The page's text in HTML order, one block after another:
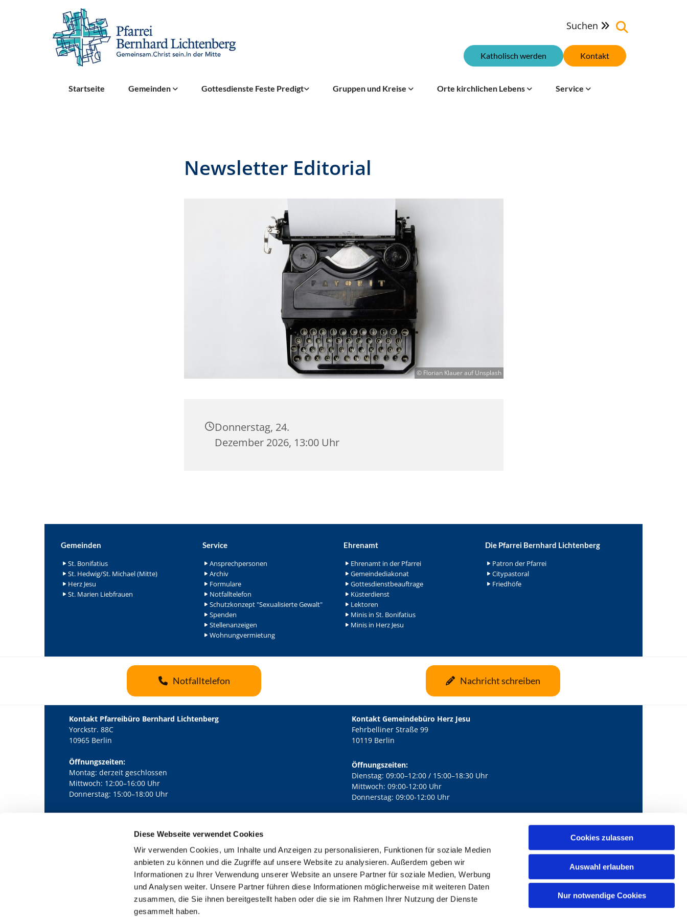
Diese Webseite verwendet Cookies
Wir verwenden Cookies, um Inhalte und Anzeigen zu personalisieren, Funktionen für soziale Medien
anbieten zu können und die Zugriffe auf unsere Website zu analysieren. Außerdem geben wir
Informationen zu Ihrer Verwendung unserer Website an unsere Partner für soziale Medien, Werbung
und Analysen weiter. Unsere Partner führen diese Informationen möglicherweise mit weiteren Daten
zusammen, die Sie ihnen bereitgestellt haben oder die sie im Rahmen Ihrer Nutzung der Dienste
gesammelt haben.
Cookies zulassen
Auswahl erlauben
Nur notwendige Cookies
Suchen 
Kontakt
Katholisch werden
Startseite Gemeinden Gottesdienste Feste Predigt Gruppen und Kreise Orte kirchlichen Lebens Service
Newsletter Editorial
© Florian Klauer auf Unsplash
Donnerstag, 24.
Dezember 2026, 13:00 Uhr
Gemeinden
St. Bonifatius
St. Hedwig/St. Michael (Mitte)
Herz Jesu
St. Marien Liebfrauen
Service
Ansprechpersonen
Archiv
Formulare
Notfalltelefon
Schutzkonzept "Sexualisierte Gewalt"
Spenden
Stellenanzeigen
Wohnungvermietung
Ehrenamt
Ehrenamt in der Pfarrei
Gemeindediakonat
Gottesdienstbeauftrage
Küsterdienst
Lektoren
Minis in St. Bonifatius
Minis in Herz Jesu
Die Pfarrei Bernhard Lichtenberg
Patron der Pfarrei
Citypastoral
Friedhöfe
Notfalltelefon Nachricht schreiben
Kontakt Pfarreibüro Bernhard Lichtenberg
Yorckstr. 88C
10965 Berlin
Öffnungszeiten:
Montag: derzeit geschlossen
Mittwoch: 12:00–16:00 Uhr
Donnerstag: 15:00–18:00 Uhr
Kontakt Gemeindebüro Herz Jesu
Fehrbelliner Straße 99
10119 Berlin
Öffnungszeiten:
Dienstag: 09:00–12:00 / 15:00–18:30 Uhr
Mittwoch: 09:00-12:00 Uhr
Donnerstag: 09:00-12:00 Uhr
Kath. Kirchengemeinde Pfarrei Bernhard Lichtenberg Berlin-Mitte · Yorckstr. 88C, 10965 Berlin mail@bernhard-lichtenberg.berlin
Kontaktinformationen Impressum